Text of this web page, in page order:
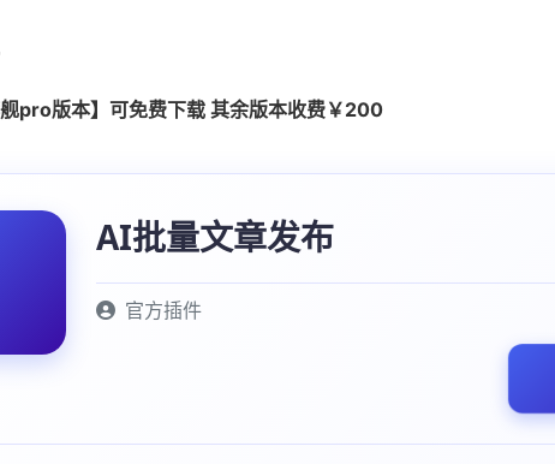
pro版本】可免费下载 其余版本收费￥200
AI批量文章发布
官方插件